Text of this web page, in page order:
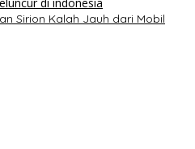
Sirion Kalah Jauh dari Mobil